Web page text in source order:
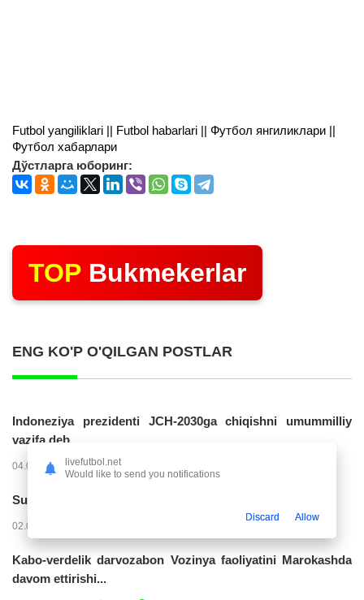
Futbol yangiliklari || Futbol habarlari || Футбол янгиликлари ||
Футбол хабарлари
Дўстларга юборинг:
TOP Bukmekerlar
ENG KO'P O'QILGAN POSTLAR
Indoneziya prezidenti JCH-2030ga chiqishni umummilliy
vazifa deb...
04.08.2026 02:11 14202
Superliga. “Buxoro” - “Lokomotiv”...
02.08.2026 03:08
Kabo-verdelik darvozabon Vozinya faoliyatini Marokashda
davom ettirishi...
livefutbol.net
Would like to send you notifications
Discard Allow